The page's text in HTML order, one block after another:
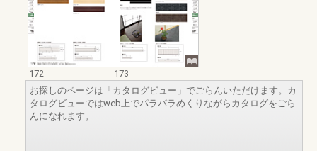
172
173
お探しのページは「カタログビュー」でごらんいただけます。カ
タログビューではweb上でパラパラめくりながらカタログをごら
んになれます。